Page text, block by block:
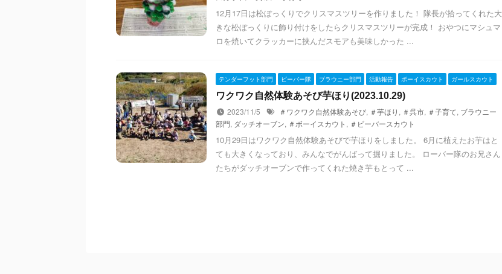
12月17日は松ぼっくりでクリスマスツリーを作りました！ 隊長が拾ってくれた大
きな松ぼっくりに飾り付けをしたらクリスマスツリーが完成！ おやつにマシュマ
ロを焼いてクラッカーに挟んだスモアも美味しかった ...
テンダーフット部門 ビーバー隊 ブラウニー部門 活動報告 ボーイスカウト ガールスカウト
ワクワク自然体験あそび芋ほり(2023.10.29)
2023/11/5
＃ワクワク自然体験あそび, ＃芋ほり , ＃呉市, ＃子育て, ブラウニー
部門, ダッチオーブン, ＃ボーイスカウト , ＃ビーバースカウト
10月29日はワクワク自然体験あそびで芋ほりをしました。 6月に植えたお芋はと
ても大きくなっており、みんなでがんばって掘りました。 ローバー隊のお兄さん
たちがダッチオーブンで作ってくれた焼き芋もとって ...